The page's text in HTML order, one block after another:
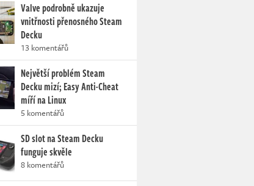
Valve podrobně ukazuje
vnitřnosti přenosného Steam
Decku
13 komentářů
Největší problém Steam
Decku mizí; Easy Anti-Cheat
míří na Linux
5 komentářů
SD slot na Steam Decku
funguje skvěle
8 komentářů